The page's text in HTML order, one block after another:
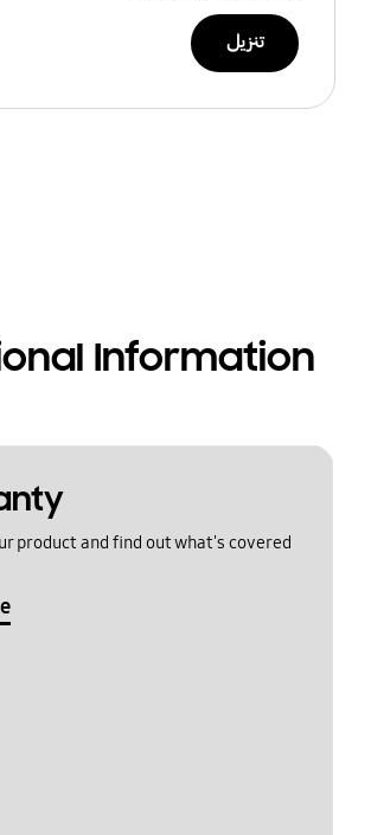
تنزيل
Information
product and find out what's covered